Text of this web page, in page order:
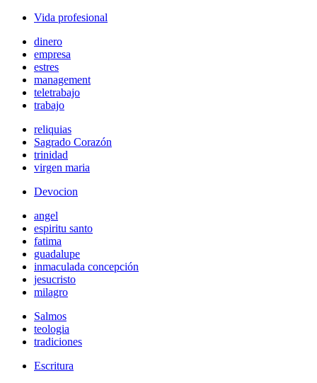
Vida profesional
dinero
empresa
estres
management
teletrabajo
trabajo
reliquias
Sagrado Corazón
trinidad
virgen maria
Devocion
angel
espiritu santo
fatima
guadalupe
inmaculada concepción
jesucristo
milagro
Salmos
teologia
tradiciones
Escritura